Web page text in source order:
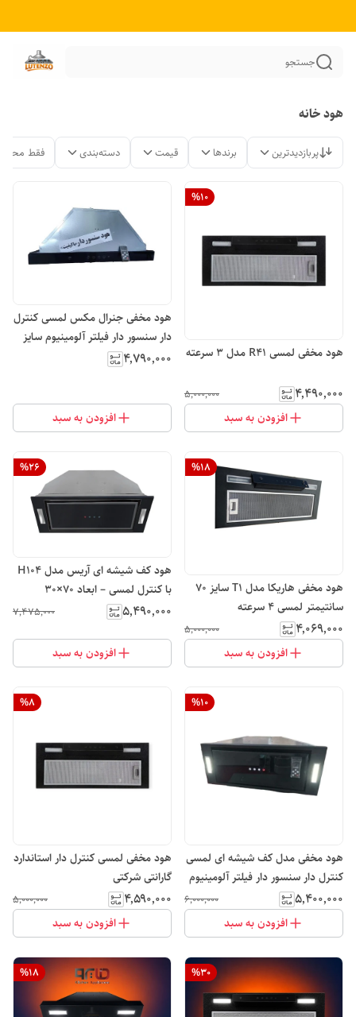
جستجو
هود خانه
پربازدیدترین برندها قیمت دسته‌بندی فقط
%10
هود مخفی لمسی R41 مدل ۳ سرعته
۴٬۴۹۰٬۰۰۰ ۵٬۰۰۰٬۰۰۰
افزودن به سبد
هود مخفی جنرال مکس لمسی کنترل
دار سنسور دار فیلتر آلومینیوم سایز
70
۴٬۷۹۰٬۰۰۰
افزودن به سبد
%18
هود مخفی هاریکا مدل T1 سایز ۷۰
سانتیمتر لمسی ۴ سرعته
۴٬۰۶۹٬۰۰۰ ۵٬۰۰۰٬۰۰۰
افزودن به سبد
%26
هود کف شیشه ای آریس مدل H104
با کنترل لمسی – ابعاد 70×30
۵٬۴۹۰٬۰۰۰ ۷٬۴۷۵٬۰۰۰
افزودن به سبد
%10
هود مخفی مدل کف شیشه ای لمسی
کنترل دار سنسور دار فیلتر آلومینیوم
سایز 70
۵٬۴۰۰٬۰۰۰ ۶٬۰۰۰٬۰۰۰
افزودن به سبد
%8
هود مخفی لمسی کنترل دار استاندارد
گارانتی شرکتی
۴٬۵۹۰٬۰۰۰ ۵٬۰۰۰٬۰۰۰
افزودن به سبد
%30
%18